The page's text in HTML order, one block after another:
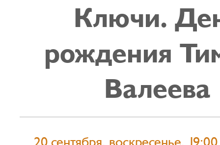
Ключи.
рождения
Валеева